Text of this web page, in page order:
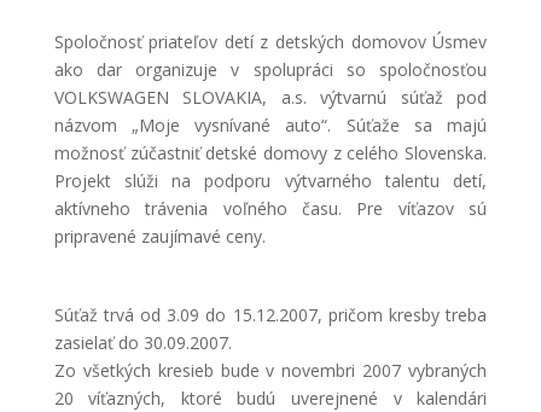
Spoločnosť priateľov detí z detských domovov Úsmev
ako dar organizuje v spolupráci so spoločnosťou
VOLKSWAGEN SLOVAKIA, a.s. výtvarnú súťaž pod
názvom „Moje vysnívané auto“. Súťaže sa majú
možnosť zúčastniť detské domovy z celého Slovenska.
Projekt slúži na podporu výtvarného talentu detí,
aktívneho trávenia voľného času. Pre víťazov sú
pripravené zaujímavé ceny.
Súťaž trvá od 3.09 do 15.12.2007, pričom kresby treba
zasielať do 30.09.2007.
Zo všetkých kresieb bude v novembri 2007 vybraných
20 víťazných, ktoré budú uverejnené v kalendári